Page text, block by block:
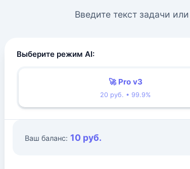
Введите текст задачи
Выберите режим AI:
🚀 Pro v3
20 руб. • 99.9%
Ваш баланс: 10 руб.